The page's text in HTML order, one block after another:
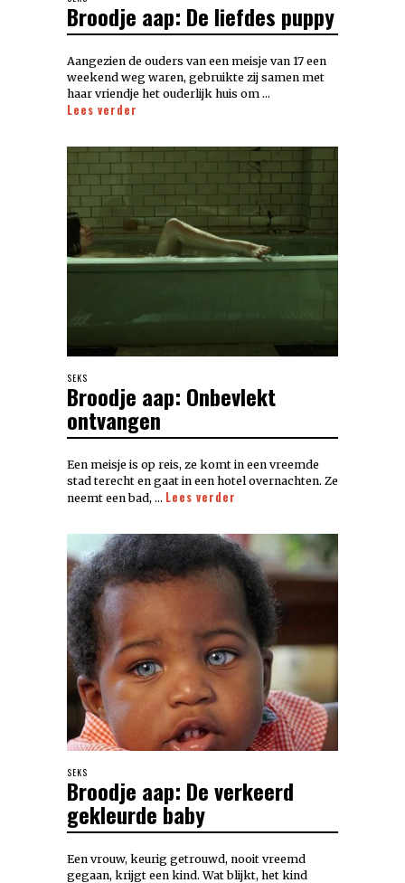
Broodje aap: De liefdes puppy
Aangezien de ouders van een meisje van 17 een
weekend weg waren, gebruikte zij samen met
haar vriendje het ouderlijk huis om …
Lees verder
SEKS
Broodje aap: Onbevlekt
ontvangen
Een meisje is op reis, ze komt in een vreemde
stad terecht en gaat in een hotel overnachten. Ze
neemt een bad, … Lees verder
SEKS
Broodje aap: De verkeerd
gekleurde baby
Een vrouw, keurig getrouwd, nooit vreemd
gegaan, krijgt een kind. Wat blijkt, het kind